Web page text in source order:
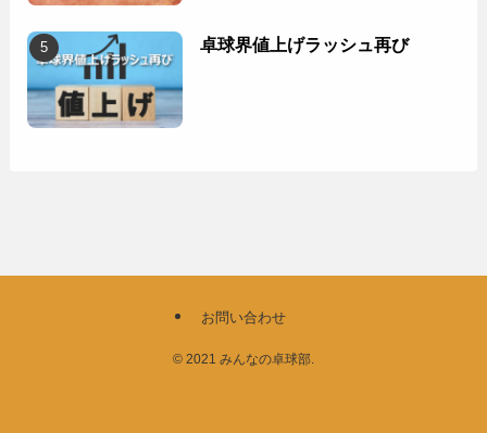
卓球界値上げラッシュ再び
お問い合わせ
© 2021 みんなの卓球部.